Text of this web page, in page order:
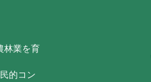
林業を育
的コン